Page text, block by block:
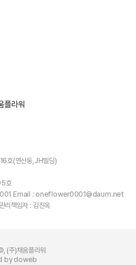
라워
호(연산동,JH빌딩)
호
Email : oneflower0001@daum.net
리책임자 : 김진옥
주)채움플라워
by doweb